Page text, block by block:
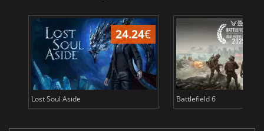
24.24€
Lost Soul Aside Battlefield 6